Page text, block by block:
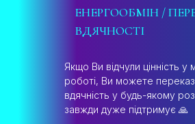
Якщо Ви відчули цінність у
роботі, Ви можете
вдячність у будь-якому
завжди дуже підтримує 🙏
ЕНЕРГООБМІН /
ВДЯЧНОСТІ